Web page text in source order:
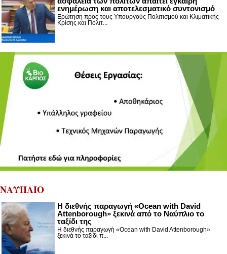
ενημέρωση και αποτελεσματικό συντονισμό
Ερώτηση προς τους Υπουργούς Πολιτισμού και Κλιματικής
Κρίσης και Πολιτ...
ΝΑΥΠΛΙΟ
Η διεθνής παραγωγή «Ocean with David
Attenborough» ξεκινά από το Ναύπλιο το
ταξίδι της
Η διεθνής παραγωγή «Ocean with David Attenborough»
ξεκινά το ταξίδι π...